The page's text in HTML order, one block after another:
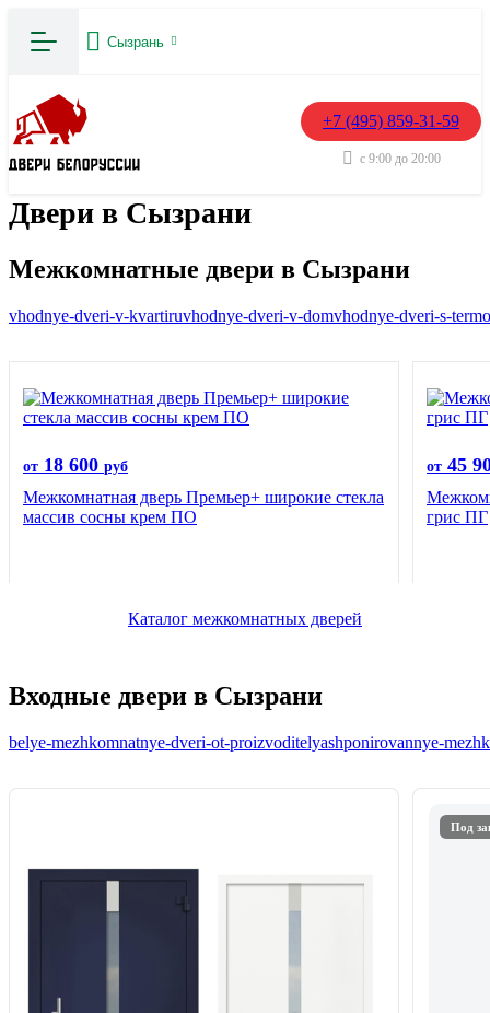
Сызрань
+7 (495) 859-31-59
с 9:00 до 20:00
Двери в Сызрани
Межкомнатные двери в Сызрани
vhodnye-dveri-v-kvartiruvhodnye-dveri-v-domvhodnye-dveri-s-
от 18 600 руб
Межкомнатная дверь Премьер+ широкие стекла
массив сосны крем ПО
от 45
грис ПГ
Каталог межкомнатных дверей
Входные двери в Сызрани
belye-mezhkomnatnye-dveri-ot-proizvoditelyashponirovannye-
Под